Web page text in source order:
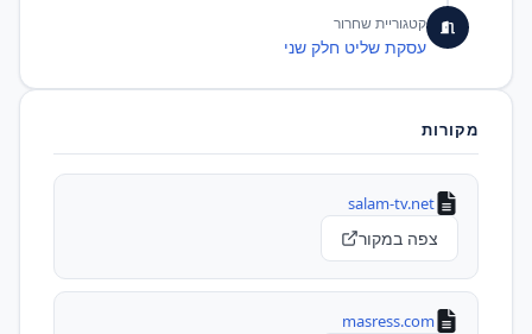
קטגוריית שחרור
עסקת שליט חלק שני
מקורות
salam-tv.net
צפה במקור
masress.com